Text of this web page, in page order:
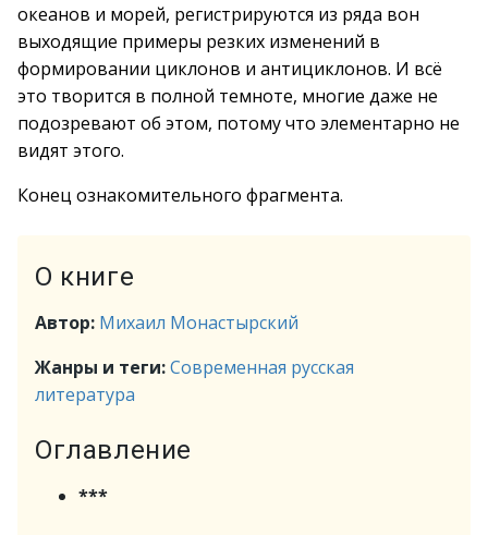
океанов и морей, регистрируются из ряда вон
выходящие примеры резких изменений в
формировании циклонов и антициклонов. И всё
это творится в полной темноте, многие даже не
подозревают об этом, потому что элементарно не
видят этого.
Конец ознакомительного фрагмента.
О книге
Автор: Михаил Монастырский
Жанры и теги:Современная русская
литература
Оглавление
***